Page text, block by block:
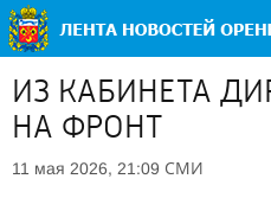
ИЗ КАБИНЕТА
НА ФРОНТ
11 мая 2026, 21:09 СМИ